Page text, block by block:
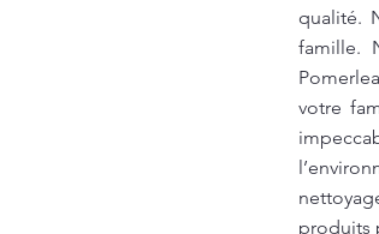
qualité.
famille.
votre
produits